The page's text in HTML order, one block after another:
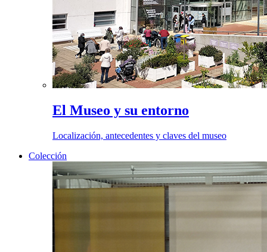
El Museo y su entorno
Localización, antecedentes y claves del museo
Colección